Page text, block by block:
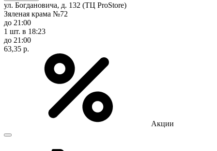
ул. Богдановича, д. 132 (ТЦ ProStore)
Зяленая крама №72
до 21:00
1 шт. в 18:23
до 21:00
63,35 р.
Акции